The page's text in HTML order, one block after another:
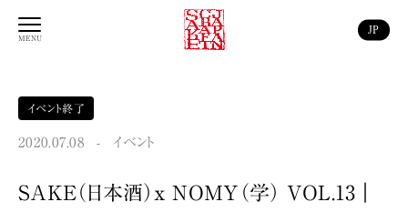
JP
イベント終了
2020.07.08 - イベント
SAKE（日本酒）x NOMY（学） VOL.13｜